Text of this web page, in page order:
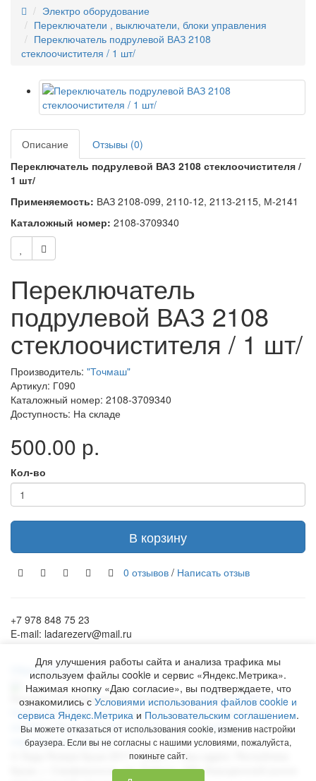
Электро оборудование
Переключатели , выключатели, блоки управления
Переключатель подрулевой ВАЗ 2108
стеклоочистителя / 1 шт/
Описание
Отзывы (0)
Переключатель подрулевой ВАЗ 2108 стеклоочистителя /
1 шт/
Применяемость: ВАЗ 2108-099, 2110-12, 2113-2115, М-2141
Каталожный номер: 2108-3709340
Переключатель
подрулевой ВАЗ 2108
стеклоочистителя / 1 шт/
Производитель: "Точмаш"
Артикул: Г090
Каталожный номер: 2108-3709340
Доступность: На складе
500.00 р.
Кол-во
В корзину
0 отзывов / Написать отзыв
+7 978 848 75 23
E-mail: ladarezerv@mail.ru
Обратный звонок
Рекламу в Симферополе заказывают наwww.ra-salgir.ru.
Пользовательское соглашение Политика использования
cookies и Яндекс.Метрики Согласие на обработку
персональных данных
2017 - 2026 гг. Наш адрес:
Симферополь,пр. Победы, 230, Бородинский рынок
Для улучшения работы сайта и анализа трафика мы
используем файлы cookie и сервис «Яндекс.Метрика».
Нажимая кнопку «Даю согласие», вы подтверждаете, что
ознакомились с Условиями использования файлов cookie и
сервиса Яндекс.Метрикаи Пользовательским соглашением.
Вы можете отказаться от использования cookie, изменив настройки
браузера. Если вы не согласны с нашими условиями, пожалуйста,
покиньте сайт.